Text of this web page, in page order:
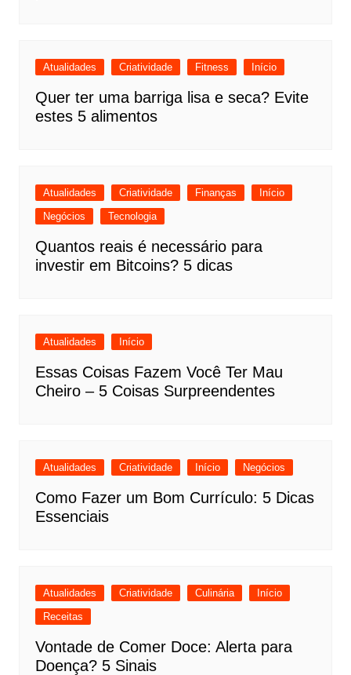
Atualidades Criatividade Fitness Início
Quer ter uma barriga lisa e seca? Evite
estes 5 alimentos
Atualidades Criatividade Finanças
Início
Negócios
Tecnologia
Quantos reais é necessário para
investir em Bitcoins? 5 dicas
Atualidades Início
Essas Coisas Fazem Você Ter Mau
Cheiro – 5 Coisas Surpreendentes
Atualidades Criatividade Início Negócios
Como Fazer um Bom Currículo: 5 Dicas
Essenciais
Atualidades Criatividade Culinária
Início
Receitas
Vontade de Comer Doce: Alerta para
Doença? 5 Sinais